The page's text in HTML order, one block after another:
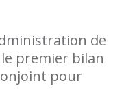
de
premier bilan
pour